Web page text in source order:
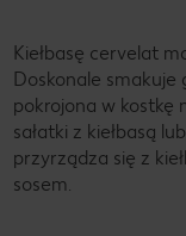
Kiełbasę cervelat
Doskonale smakuje
pokrojona w kostkę
sałatki z kiełbasą
przyrządza się z
sosem.